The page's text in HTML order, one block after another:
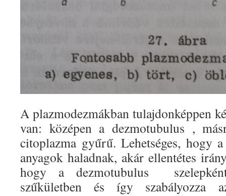
A plazmodezmákban tulajdonképpen
van: középen a dezmotubulus ,
citoplazma gyűrű. Lehetséges, hogy
anyagok haladnak, akár ellentétes
hogy a dezmotubulus
szűkületben és így szabályozza